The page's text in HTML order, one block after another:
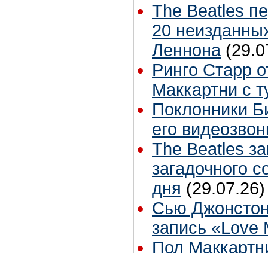
The Beatles
20
Леннона
Ринго Старр
Маккартни с
Поклонники
его
The Beatles
загадочного
дня (29.07.26)
Сью
запись «Love
Пол